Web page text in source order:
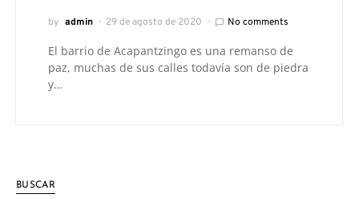
by admin 29 de agosto de 2020 No comments
El barrio de Acapantzingo es una remanso de
paz, muchas de sus calles todavía son de piedra
y…
BUSCAR